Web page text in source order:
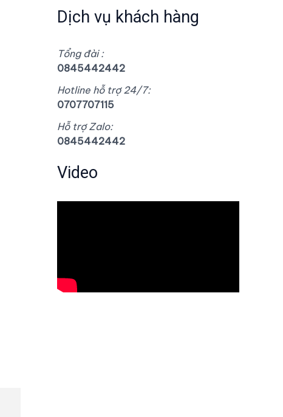
Dịch vụ khách hàng
Tổng đài :
0845442442
Hotline hỗ trợ 24/7:
0707707115
Hỗ trợ Zalo:
0845442442
Video